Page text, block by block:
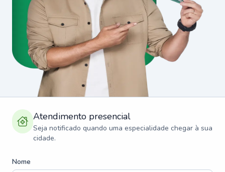
Atendimento presencial
Seja notificado quando uma especialidade chegar à sua
cidade.
Nome